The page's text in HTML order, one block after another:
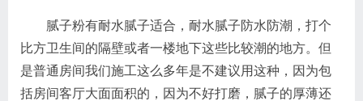
腻子粉有耐水腻子适合，耐水腻子防水防潮，打个
比方卫生间的隔壁或者一楼地下这些比较潮的地方。但
是普通房间我们施工这么多年是不建议用这种，因为包
括房间客厅大面面积的，因为不好打磨，腻子的厚薄还